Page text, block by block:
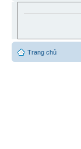
Trang chủ